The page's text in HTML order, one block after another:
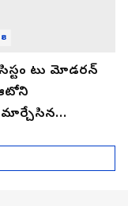
టు మోడరన్
మార్చేసిన
లుక్కేయండి